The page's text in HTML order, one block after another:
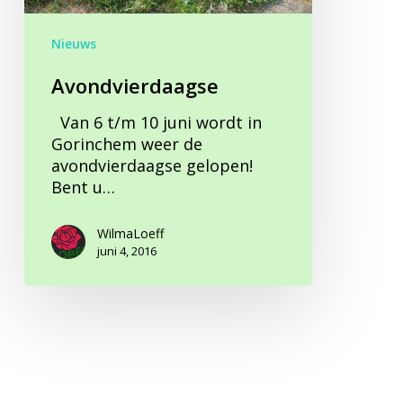
Nieuws
Avondvierdaagse
Van 6 t/m 10 juni wordt in
Gorinchem weer de
avondvierdaagse gelopen!
Bent u…
WilmaLoeff
juni 4, 2016